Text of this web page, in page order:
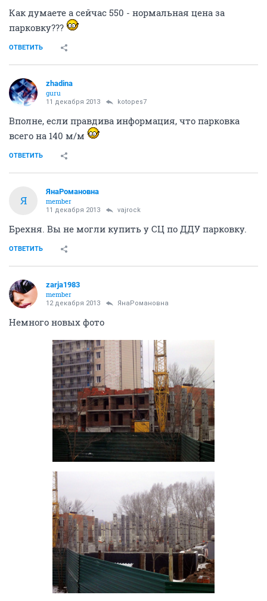
Как думаете а сейчас 550 - нормальная цена за
парковку???
ОТВЕТИТЬ
zhadina
guru
11 декабря 2013 kotopes7
Вполне, если правдива информация, что парковка
всего на 140 м/м
ОТВЕТИТЬ
Я
ЯнаРомановна
member
11 декабря 2013 vajrock
Брехня. Вы не могли купить у СЦ по ДДУ парковку.
ОТВЕТИТЬ
zarja1983
member
12 декабря 2013 ЯнаРомановна
Немного новых фото